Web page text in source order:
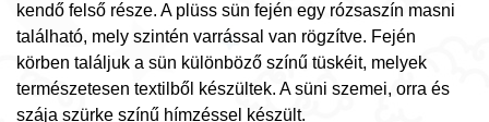
kendő felső része. A plüss sün fején egy rózsaszín masni
található, mely szintén varrással van rögzítve. Fején
körben találjuk a sün különböző színű tüskéit, melyek
természetesen textilből készültek. A süni szemei, orra és
szája szürke színű hímzéssel készült.